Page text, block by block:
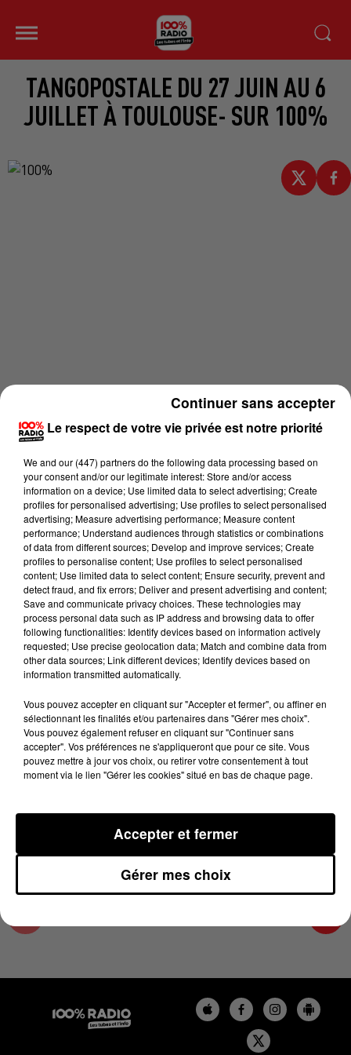
TANGOPOSTALE DU 27 JUIN AU 6
JUILLET À TOULOUSE- SUR 100%
Lecture (2 min 22 sec)
Karine Hurstel
100% chez-vous dans la Haute-Garonne
3 juin 2025 - 2 min 22 sec
TANGOPOSTALE DU 27 JUIN AU 6 JUILLET À
TOULOUSE- SUR 100%
Les INFOS ICI
Le respect de votre vie privée est notre priorité
We and our (447) partnersdo the following data processing based on
your consent and/or our legitimate interest: Store and/or access
information on a device; Use limited data to select advertising; Create
profiles for personalised advertising; Use profiles to select personalised
advertising; Measure advertising performance; Measure content
performance; Understand audiences through statistics or combinations
of data from different sources; Develop and improve services; Create
profiles to personalise content; Use profiles to select personalised
content; Use limited data to select content; Ensure security, prevent and
detect fraud, and fix errors; Deliver and present advertising and content;
Save and communicate privacy choices. These technologies may
process personal data such as IP address and browsing data to offer
following functionalities: Identify devices based on information actively
requested; Use precise geolocation data; Match and combine data from
other data sources; Link different devices; Identify devices based on
information transmitted automatically.
Vous pouvez accepter en cliquant sur "Accepter et fermer", ou affiner en
sélectionnant les finalités et/ou partenaires dans "Gérer mes choix".
Vous pouvez également refuser en cliquant sur "Continuer sans
accepter". Vos préférences ne s'appliqueront que pour ce site. Vous
pouvez mettre à jour vos choix, ou retirer votre consentement à tout
moment via le lien "Gérer les cookies" situé en bas de chaque page.
Gérer mes choix
Accepter et fermer
Continuer sans accepter